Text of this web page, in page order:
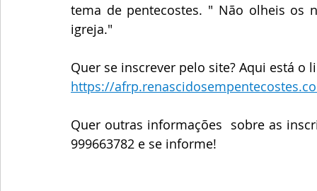
tema de pentecostes. " Não olheis os
igreja."
Quer se inscrever pelo site? Aqui está o
https://
Quer outras informações  sobre as
999663782 e se informe!